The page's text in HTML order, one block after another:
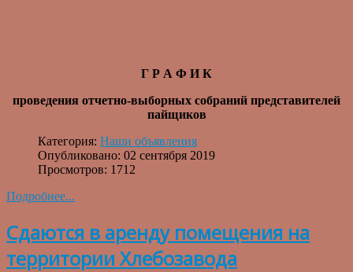
Г Р А Ф И К
проведения отчетно-выборных собраний представителей
пайщиков
Категория: Наши объявления
Опубликовано: 02 сентября 2019
Просмотров: 1712
Подробнее...
Сдаются в аренду помещения на
территории Хлебозавода